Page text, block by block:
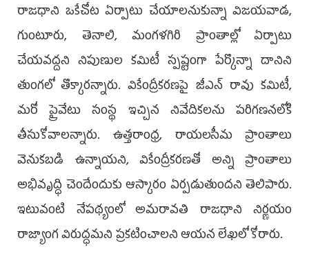
రాజధాని ఒకేచోట ఏర్పాటు చేయాలనుకున్నా విజయవాడ,
గుంటూరు, తెనాలి, మంగళగిరి ప్రాంతాల్లో ఏర్పాటు
చేయవద్దని నిపుణుల కమిటీ స్పష్టంగా పేర్కొన్నా దానిని
తుంగలో తొక్కారన్నారు. వికేంద్రీకరణపై జీఎన్‌ రావు కమిటీ,
మరో ప్రైవేటు సంస్థ ఇచ్చిన నివేదికలను పరిగణనలోకి
తీసుకోవాలన్నారు. ఉత్తరాంధ్ర, రాయలసీమ ప్రాంతాలు
వెనుకబడి ఉన్నాయని, వికేంద్రీకరణతో అన్ని ప్రాంతాలు
అభివృద్ధి చెందేందుకు ఆస్కారం ఏర్పడుతుందని తెలిపారు.
ఇటువంటి నేపథ్యంలో అమరావతి రాజధాని నిర్ణయం
రాజ్యాంగ విరుద్ధమని ప్రకటించాలని ఆయన లేఖలో కోరారు.